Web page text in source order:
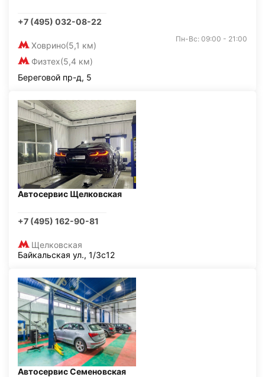
+7 (495) 032-08-22
Ховрино(5,1 км)
Физтех(5,4 км)
Пн-Вс: 09:00 - 21:00
Береговой пр-д, 5
Автосервис Щелковская
+7 (495) 162-90-81
Щелковская
Байкальская ул., 1/3с12
Автосервис Семеновская